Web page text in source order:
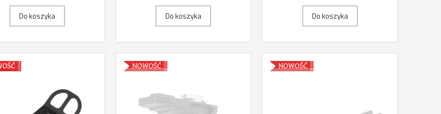
Do koszyka Do koszyka Do koszyka